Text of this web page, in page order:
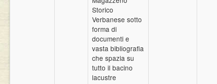
Storico
Verbanese sotto
forma di
documenti e
vasta bibliografia
che spazia su
tutto il bacino
lacustre